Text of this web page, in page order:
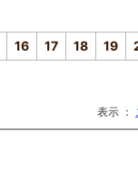
16 17 18 19
表示 ：